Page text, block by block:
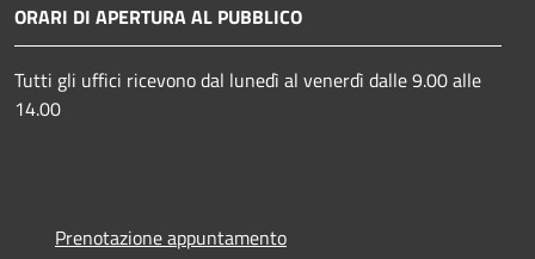
ORARI DI APERTURA AL PUBBLICO
Tutti gli uffici ricevono dal lunedì al venerdì dalle 9.00 alle
14.00
Prenotazione appuntamento